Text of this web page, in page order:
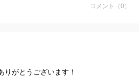
す コメント（0）
りがとうございます！